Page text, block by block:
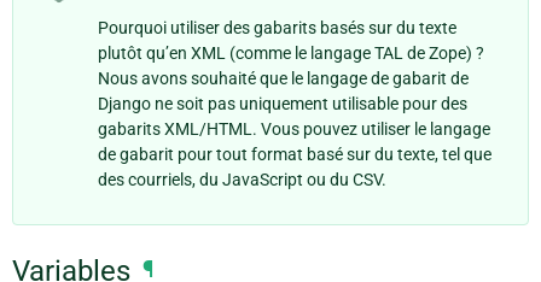
Pourquoi utiliser des gabarits basés sur du texte
plutôt qu’en XML (comme le langage TAL de Zope) ?
Nous avons souhaité que le langage de gabarit de
Django ne soit pas uniquement utilisable pour des
gabarits XML/HTML. Vous pouvez utiliser le langage
de gabarit pour tout format basé sur du texte, tel que
des courriels, du JavaScript ou du CSV.
Variables ¶